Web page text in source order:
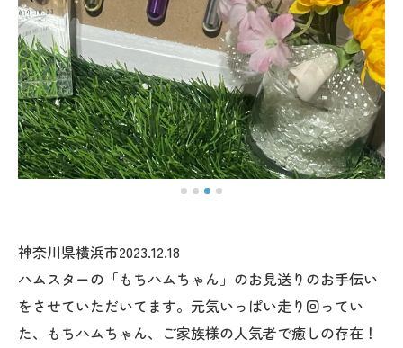
神奈川県横浜市2023.12.18
ハムスターの「もちハムちゃん」のお見送りのお手伝い
をさせていただいてます。元気いっぱい走り回ってい
た、もちハムちゃん、ご家族様の人気者で癒しの存在！